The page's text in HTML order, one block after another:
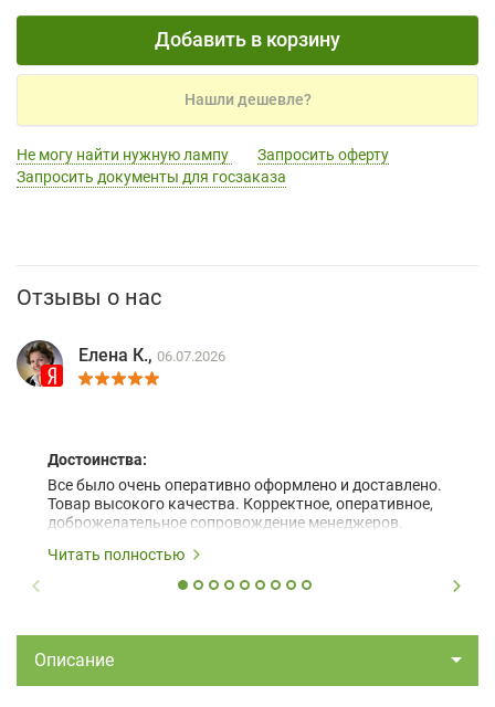
Добавить в корзину
Нашли дешевле?
Не могу найти нужную лампу
Запросить оферту
Запросить документы для госзаказа
Отзывы о нас
Елена К., 06.07.2026
Достоинства:
Все было очень оперативно оформлено и доставлено.
Товар высокого качества. Корректное, оперативное,
доброжелательное сопровождение менеджеров.
Читать полностью
Описание